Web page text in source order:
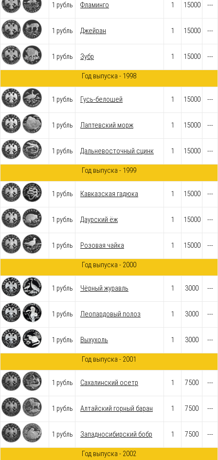
1 рубль Фламинго 1 15000 ---
1 рубль Джейран 1 15000 ---
1 рубль Зубр 1 15000 ---
Год выпуска - 1998
1 рубль Гусь-белошей 1 15000 ---
1 рубль Лаптевский морж 1 15000 ---
1 рубль Дальневосточный сцинк 1 15000 ---
Год выпуска - 1999
1 рубль Кавказская гадюка 1 15000 ---
1 рубль Даурский ёж 1 15000 ---
1 рубль Розовая чайка 1 15000 ---
Год выпуска - 2000
1 рубль Чёрный журавль 1 3000 ---
1 рубль Леопардовый полоз 1 3000 ---
1 рубль Выхухоль 1 3000 ---
Год выпуска - 2001
1 рубль Cахалинский осетр 1 7500 ---
1 рубль Алтайский горный баран 1 7500 ---
1 рубль Западносибирский бобр 1 7500 ---
Год выпуска - 2002